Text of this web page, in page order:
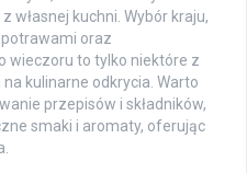
własnej kuchni. Wybór kraju,
oraz
wieczoru to tylko niektóre z
kulinarne odkrycia. Warto
przepisów i składników,
smaki i aromaty, oferując